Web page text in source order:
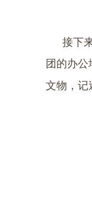
接下
团的办公
文物，记